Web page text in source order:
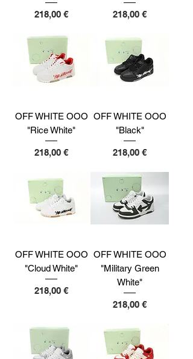
Preço
218,00 € Preço
218,00 €
OFF WHITE OOO
"Rice White"
Preço
218,00 €
OFF WHITE OOO
"Black"
Preço
218,00 €
OFF WHITE OOO
"Cloud White"
Preço
218,00 €
OFF WHITE OOO
"Military Green
White"
Preço
218,00 €